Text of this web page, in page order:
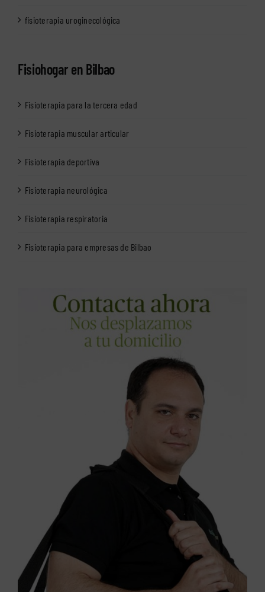
fisioterapia uroginecológica
Fisiohogar en Bilbao
Fisioterapia para la tercera edad
Fisioterapia muscular articular
Fisioterapia deportiva
Fisioterapia neurológica
Fisioterapia respiratoria
Fisioterapia para empresas de Bilbao